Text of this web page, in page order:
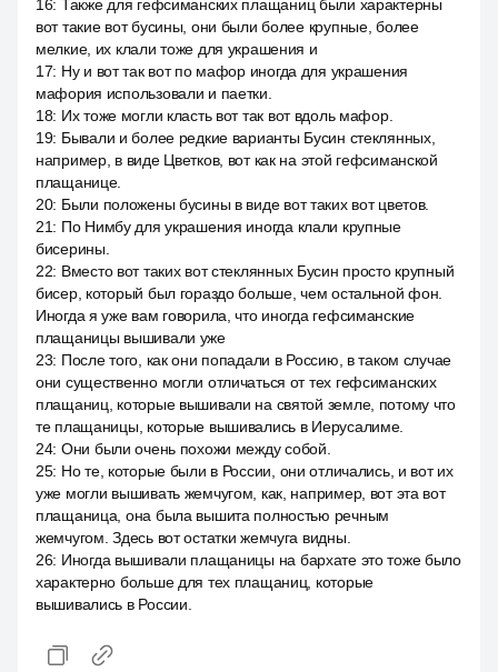
16: Также для гефсиманских плащаниц были характерны
вот такие вот бусины, они были более крупные, более
мелкие, их клали тоже для украшения и
17: Ну и вот так вот по мафор иногда для украшения
мафория использовали и паетки.
18: Их тоже могли класть вот так вот вдоль мафор.
19: Бывали и более редкие варианты Бусин стеклянных,
например, в виде Цветков, вот как на этой гефсиманской
плащанице.
20: Были положены бусины в виде вот таких вот цветов.
21: По Нимбу для украшения иногда клали крупные
бисерины.
22: Вместо вот таких вот стеклянных Бусин просто крупный
бисер, который был гораздо больше, чем остальной фон.
Иногда я уже вам говорила, что иногда гефсиманские
плащаницы вышивали уже
23: После того, как они попадали в Россию, в таком случае
они существенно могли отличаться от тех гефсиманских
плащаниц, которые вышивали на святой земле, потому что
те плащаницы, которые вышивались в Иерусалиме.
24: Они были очень похожи между собой.
25: Но те, которые были в России, они отличались, и вот их
уже могли вышивать жемчугом, как, например, вот эта вот
плащаница, она была вышита полностью речным
жемчугом. Здесь вот остатки жемчуга видны.
26: Иногда вышивали плащаницы на бархате это тоже было
характерно больше для тех плащаниц, которые
вышивались в России.